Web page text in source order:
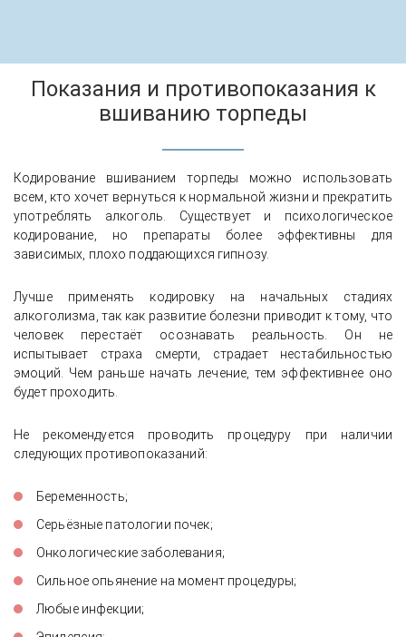
Показания и противопоказания к
вшиванию торпеды
Кодирование вшиванием торпеды можно использовать
всем, кто хочет вернуться к нормальной жизни и прекратить
употреблять алкоголь. Существует и психологическое
кодирование, но препараты более эффективны для
зависимых, плохо поддающихся гипнозу.
Лучше применять кодировку на начальных стадиях
алкоголизма, так как развитие болезни приводит к тому, что
человек перестаёт осознавать реальность. Он не
испытывает страха смерти, страдает нестабильностью
эмоций. Чем раньше начать лечение, тем эффективнее оно
будет проходить.
Не рекомендуется проводить процедуру при наличии
следующих противопоказаний:
Беременность;
Серьёзные патологии почек;
Онкологические заболевания;
Сильное опьянение на момент процедуры;
Любые инфекции;